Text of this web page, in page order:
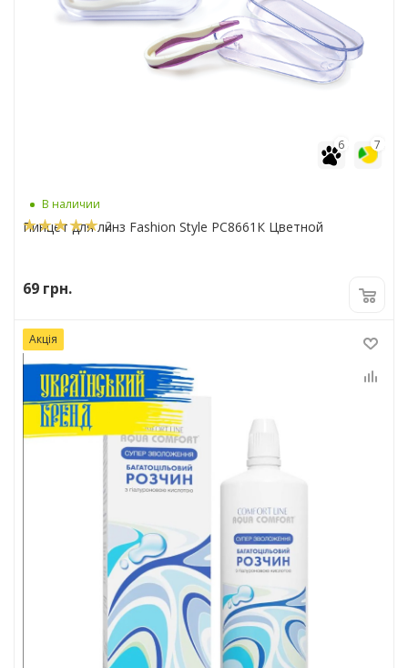
7
6
В наличии
2
Пинцет для линз Fashion Style РС8661К Цветной
69 грн.
Акція